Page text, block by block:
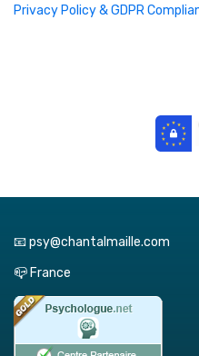
Privacy Policy & GDPR
📧 psy@chantalmaille.com
📪 France